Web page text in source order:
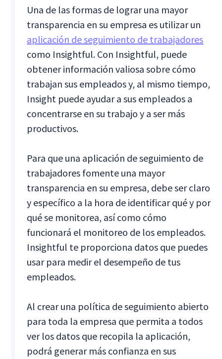
Una de las formas de lograr una mayor
transparencia en su empresa es utilizar un
aplicación de seguimiento de trabajadores
como Insightful. Con Insightful, puede
obtener información valiosa sobre cómo
trabajan sus empleados y, al mismo tiempo,
Insight puede ayudar a sus empleados a
concentrarse en su trabajo y a ser más
productivos.
Para que una aplicación de seguimiento de
trabajadores fomente una mayor
transparencia en su empresa, debe ser claro
y específico a la hora de identificar qué y por
qué se monitorea, así como cómo
funcionará el monitoreo de los empleados.
Insightful te proporciona datos que puedes
usar para medir el desempeño de tus
empleados.
Al crear una política de seguimiento abierto
para toda la empresa que permita a todos
ver los datos que recopila la aplicación,
podrá generar más confianza en sus